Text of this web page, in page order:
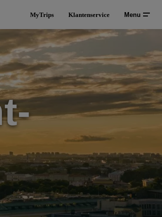
MyTrips Klantenservice Menu